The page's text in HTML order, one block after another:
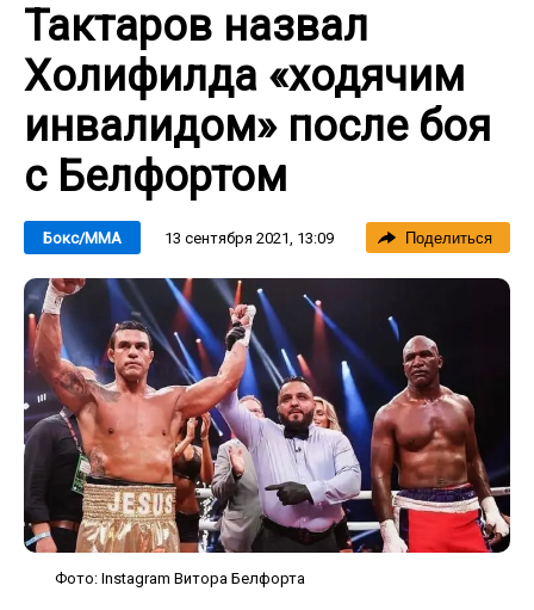
Тактаров назвал
Холифилда «ходячим
инвалидом» после боя
с Белфортом
Бокс/ММА 13 сентября 2021, 13:09 Поделиться
Фото: Instagram Витора Белфорта